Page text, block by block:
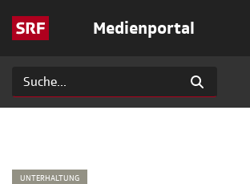
Medienportal
UNTERHALTUNG